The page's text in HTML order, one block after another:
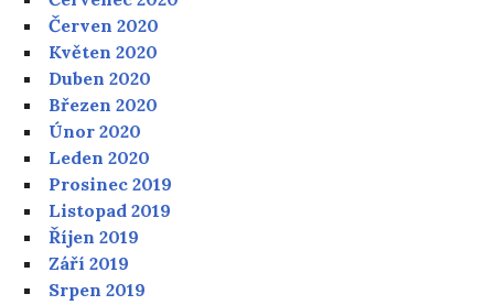
Červen 2020
Květen 2020
Duben 2020
Březen 2020
Únor 2020
Leden 2020
Prosinec 2019
Listopad 2019
Říjen 2019
Září 2019
Srpen 2019